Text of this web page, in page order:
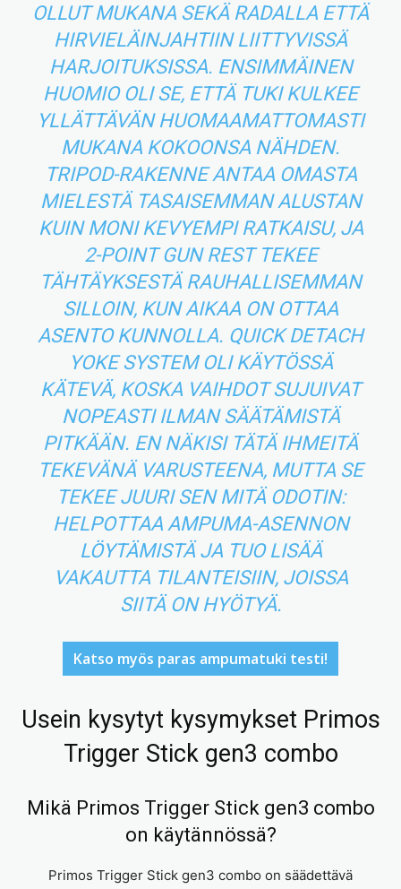
OLLUT MUKANA SEKÄ RADALLA ETTÄ
HIRVIELÄINJAHTIIN LIITTYVISSÄ
HARJOITUKSISSA. ENSIMMÄINEN
HUOMIO OLI SE, ETTÄ TUKI KULKEE
YLLÄTTÄVÄN HUOMAAMATTOMASTI
MUKANA KOKOONSA NÄHDEN.
TRIPOD-RAKENNE ANTAA OMASTA
MIELESTÄ TASAISEMMAN ALUSTAN
KUIN MONI KEVYEMPI RATKAISU, JA
2-POINT GUN REST TEKEE
TÄHTÄYKSESTÄ RAUHALLISEMMAN
SILLOIN, KUN AIKAA ON OTTAA
ASENTO KUNNOLLA. QUICK DETACH
YOKE SYSTEM OLI KÄYTÖSSÄ
KÄTEVÄ, KOSKA VAIHDOT SUJUIVAT
NOPEASTI ILMAN SÄÄTÄMISTÄ
PITKÄÄN. EN NÄKISI TÄTÄ IHMEITÄ
TEKEVÄNÄ VARUSTEENA, MUTTA SE
TEKEE JUURI SEN MITÄ ODOTIN:
HELPOTTAA AMPUMA-ASENNON
LÖYTÄMISTÄ JA TUO LISÄÄ
VAKAUTTA TILANTEISIIN, JOISSA
SIITÄ ON HYÖTYÄ.
Katso myös paras ampumatuki testi!
Usein kysytyt kysymykset Primos
Trigger Stick gen3 combo
Mikä Primos Trigger Stick gen3 combo
on käytännössä?
Primos Trigger Stick gen3 combo on säädettävä